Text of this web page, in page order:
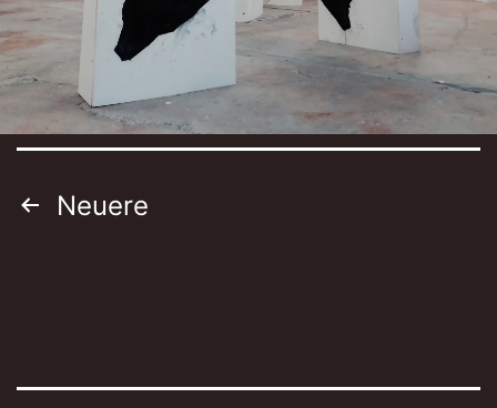
Seitennummerierung
Neuere